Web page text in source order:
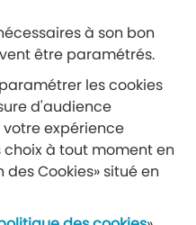
nous
sur Facebook
à son bon
être paramétrés.
les cookies
d'audience
expérience
à tout moment en
des Cookies» situé en